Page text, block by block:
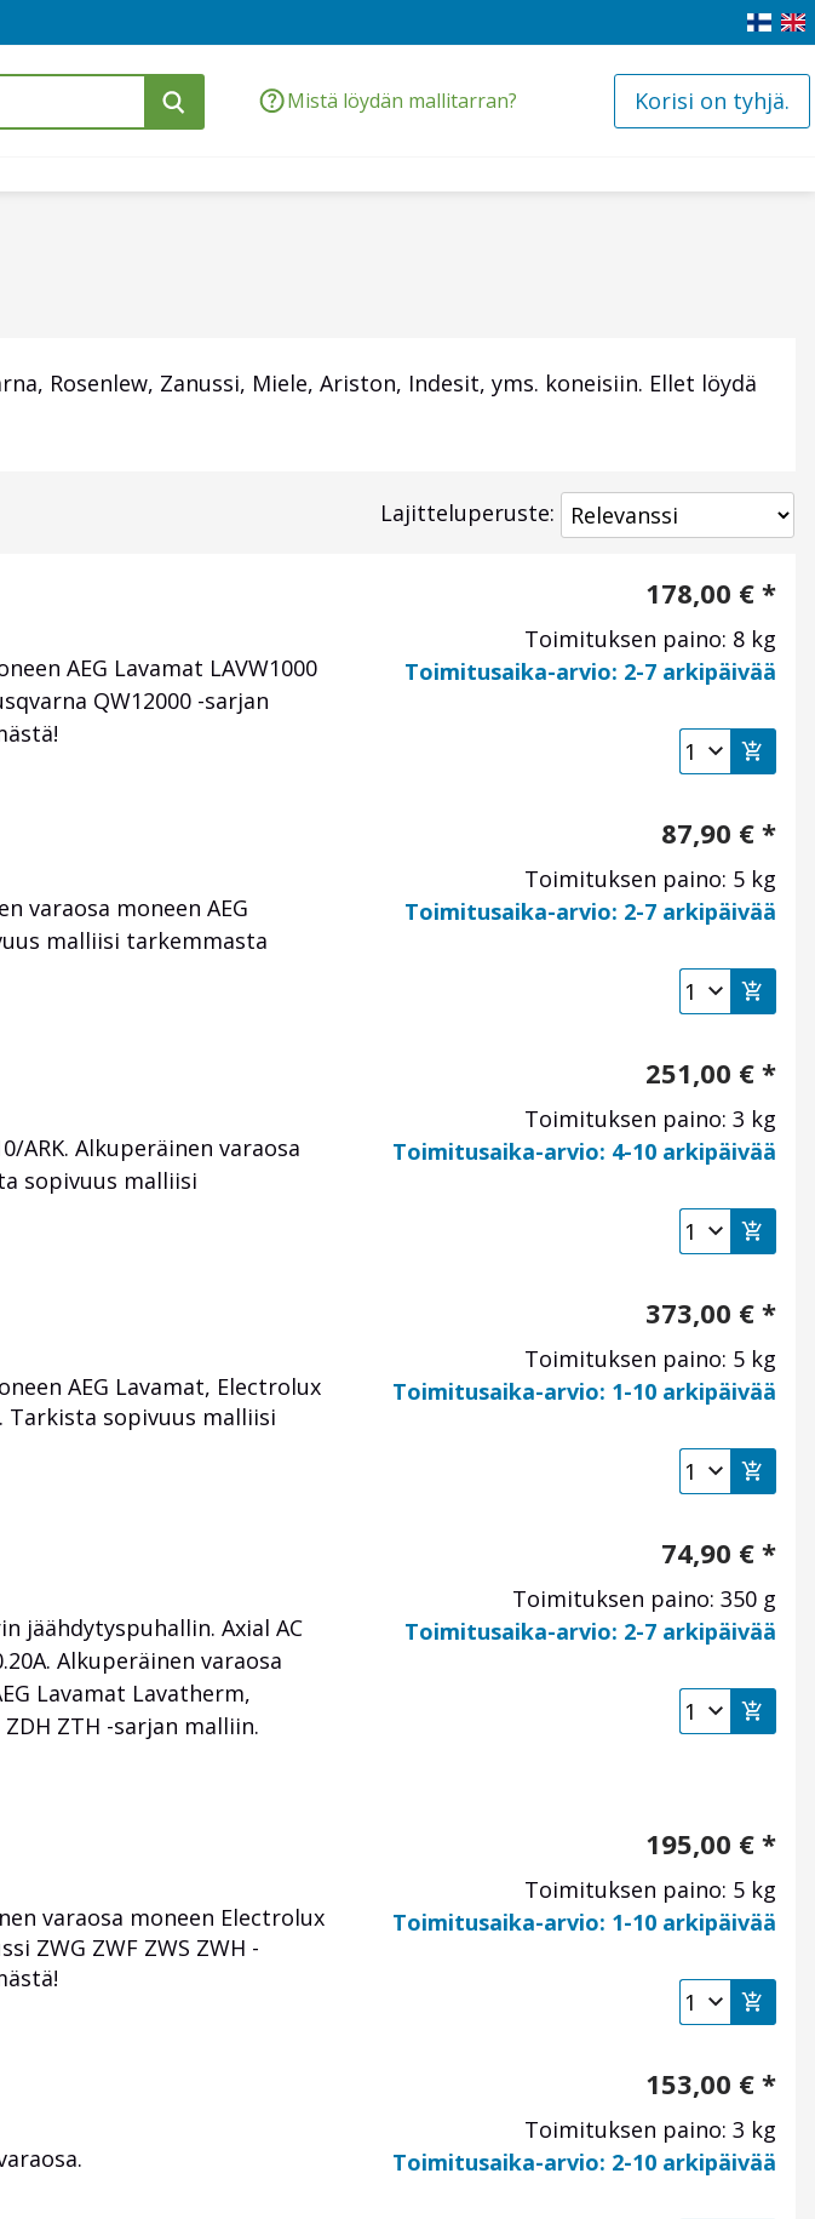
Mistä löydän mallitarran? Korisi on tyhjä.
Rosenlew, Zanussi, Miele, Ariston, Indesit, yms. koneisiin. Ellet löydä
Lajitteluperuste:
AEG Lavamat LAVW1000
QW12000 -sarjan
178,00 € *
Toimituksen paino: 8 kg
Toimitusaika-arvio: 2-7 arkipäivää
varaosa moneen AEG
malliisi tarkemmasta
87,90 € *
Toimituksen paino: 5 kg
Toimitusaika-arvio: 2-7 arkipäivää
ARK. Alkuperäinen varaosa
sopivuus malliisi
251,00 € *
Toimituksen paino: 3 kg
Toimitusaika-arvio: 4-10 arkipäivää
AEG Lavamat, Electrolux
Tarkista sopivuus malliisi
373,00 € *
Toimituksen paino: 5 kg
Toimitusaika-arvio: 1-10 arkipäivää
jäähdytyspuhallin. Axial AC
Alkuperäinen varaosa
Lavamat Lavatherm,
ZDH ZTH -sarjan malliin.
74,90 € *
Toimituksen paino: 350 g
Toimitusaika-arvio: 2-7 arkipäivää
varaosa moneen Electrolux
ZWG ZWF ZWS ZWH -
195,00 € *
Toimituksen paino: 5 kg
Toimitusaika-arvio: 1-10 arkipäivää
153,00 € *
Toimituksen paino: 3 kg
Toimitusaika-arvio: 2-10 arkipäivää